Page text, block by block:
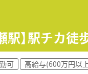
駅】駅チ
可 高給与(600万円以